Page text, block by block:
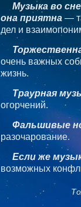
Музыка во сне
она приятна —
дел и
очень важных
жизнь.
Траурная
огорчений.
Фальшивые
разочарование.
Если же
возможных